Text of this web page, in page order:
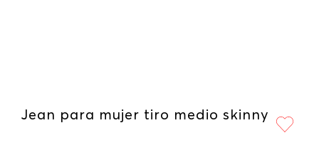
Jean para mujer tiro medio skinny